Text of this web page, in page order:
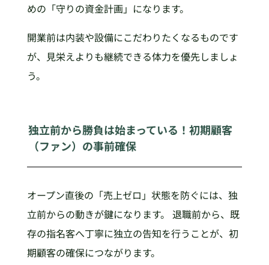
めの「守りの資金計画」になります。
開業前は内装や設備にこだわりたくなるものです
が、見栄えよりも継続できる体力を優先しましょ
う。
独立前から勝負は始まっている！初期顧客
（ファン）の事前確保
オープン直後の「売上ゼロ」状態を防ぐには、独
立前からの動きが鍵になります。 退職前から、既
存の指名客へ丁寧に独立の告知を行うことが、初
期顧客の確保につながります。